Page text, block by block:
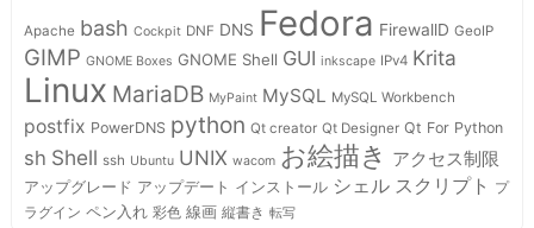
Apache bash Cockpit DNF DNS Fedora FirewallD GeoIP
GIMP GNOME Boxes GNOME Shell GUI inkscape IPv4 Krita
Linux MariaDB MyPaint MySQL MySQL Workbench
postfix PowerDNS python Qt creator Qt Designer Qt For Python
sh Shell ssh Ubuntu UNIX wacom お絵描き アクセス制限
アップグレード アップデート インストール シェル スクリプト
プ
ラグイン ペン入れ 彩色 線画 縦書き 転写